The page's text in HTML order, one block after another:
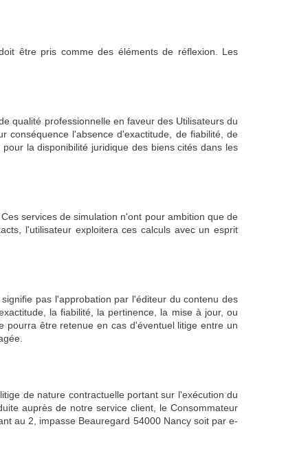
être pris comme des éléments de réflexion. Les
qualité professionnelle en faveur des Utilisateurs du
conséquence l'absence d'exactitude, de fiabilité, de
la disponibilité juridique des biens cités dans les
services de simulation n'ont pour ambition que de
l'utilisateur exploitera ces calculs avec un esprit
pas l'approbation par l'éditeur du contenu des
la fiabilité, la pertinence, la mise à jour, ou
pourra être retenue en cas d'éventuel litige entre un
de nature contractuelle portant sur l'exécution du
auprès de notre service client, le Consommateur
au 2, impasse Beauregard 54000 Nancy soit par e-